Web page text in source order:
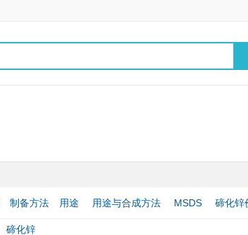
制备方法 用途 用途与合成方法 MSDS 碲化锌
碲化锌